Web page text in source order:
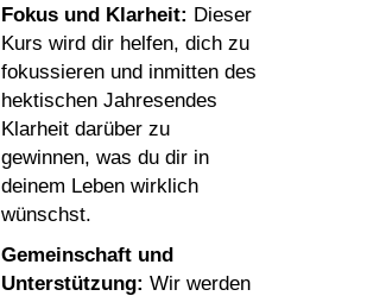
Fokus und Klarheit: Dieser
Kurs wird dir helfen, dich zu
fokussieren und inmitten des
hektischen Jahresendes
Klarheit darüber zu
gewinnen, was du dir in
deinem Leben wirklich
wünschst.
Gemeinschaft und
Unterstützung: Wir werden